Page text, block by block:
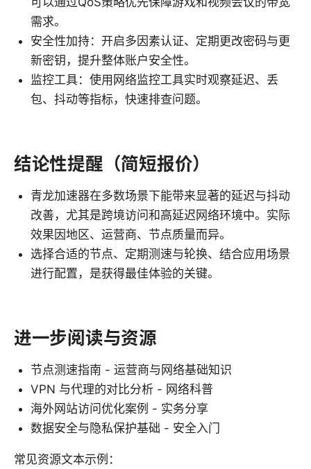
需求。
安全性加持：开启多因素认证、定期更改密码与更
新密钥，提升整体账户安全性。
监控工具：使用网络监控工具实时观察延迟、丢
包、抖动等指标，快速排查问题。
结论性提醒（简短报价）
青龙加速器在多数场景下能带来显著的延迟与抖动
改善，尤其是跨境访问和高延迟网络环境中。实际
效果因地区、运营商、节点质量而异。
选择合适的节点、定期测速与轮换、结合应用场景
进行配置，是获得最佳体验的关键。
进一步阅读与资源
节点测速指南 - 运营商与网络基础知识
VPN 与代理的对比分析 - 网络科普
海外网站访问优化案例 - 实务分享
数据安全与隐私保护基础 - 安全入门
常见资源文本示例：